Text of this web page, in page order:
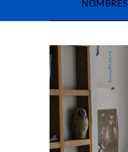
NOMBRES